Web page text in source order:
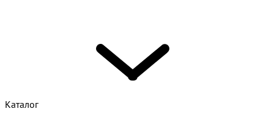
Каталог